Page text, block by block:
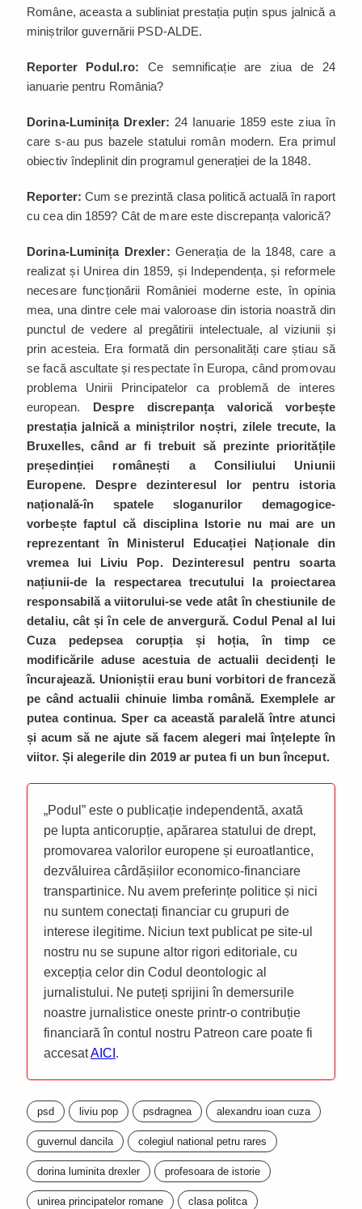
Române, aceasta a subliniat prestația puțin spus jalnică a
miniștrilor guvernării PSD-ALDE.
Reporter Podul.ro: Ce semnificație are ziua de 24
ianuarie pentru România?
Dorina-Luminița Drexler: 24 Ianuarie 1859 este ziua în
care s-au pus bazele statului român modern. Era primul
obiectiv îndeplinit din programul generației de la 1848.
Reporter: Cum se prezintă clasa politică actuală în raport
cu cea din 1859? Cât de mare este discrepanța valorică?
Dorina-Luminița Drexler: Generația de la 1848, care a
realizat și Unirea din 1859, și Independența, și reformele
necesare funcționării României moderne este, în opinia
mea, una dintre cele mai valoroase din istoria noastră din
punctul de vedere al pregătirii intelectuale, al viziunii și
prin acesteia. Era formată din personalități care știau să
se facă ascultate și respectate în Europa, când promovau
problema Unirii Principatelor ca problemă de interes
european. Despre discrepanța valorică vorbește
prestația jalnică a miniștrilor noștri, zilele trecute, la
Bruxelles, când ar fi trebuit să prezinte prioritățile
președinției românești a Consiliului Uniunii
Europene. Despre dezinteresul lor pentru istoria
națională-în spatele sloganurilor demagogice-
vorbește faptul că disciplina Istorie nu mai are un
reprezentant în Ministerul Educației Naționale din
vremea lui Liviu Pop. Dezinteresul pentru soarta
națiunii-de la respectarea trecutului la proiectarea
responsabilă a viitorului-se vede atât în chestiunile de
detaliu, cât și în cele de anvergură. Codul Penal al lui
Cuza pedepsea corupția și hoția, în timp ce
modificările aduse acestuia de actualii decidenți le
încurajează. Unioniștii erau buni vorbitori de franceză
pe când actualii chinuie limba română. Exemplele ar
putea continua. Sper ca această paralelă între atunci
și acum să ne ajute să facem alegeri mai înțelepte în
viitor. Și alegerile din 2019 ar putea fi un bun început.
„Podul” este o publicație independentă, axată
pe lupta anticorupție, apărarea statului de drept,
promovarea valorilor europene și euroatlantice,
dezvăluirea cârdășiilor economico-financiare
transpartinice. Nu avem preferințe politice și nici
nu suntem conectați financiar cu grupuri de
interese ilegitime. Niciun text publicat pe site-ul
nostru nu se supune altor rigori editoriale, cu
excepția celor din Codul deontologic al
jurnalistului. Ne puteți sprijini în demersurile
noastre jurnalistice oneste printr-o contribuție
financiară în contul nostru Patreon care poate fi
accesatAICI .
psd liviu pop psdragnea alexandru ioan cuza
guvernul dancila colegiul national petru rares
dorina luminita drexler profesoara de istorie
unirea principatelor romane clasa politca